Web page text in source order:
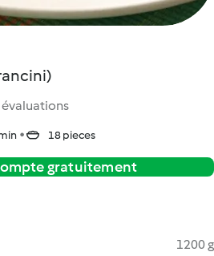
évaluations
18 pieces
gratuitement
1200 g